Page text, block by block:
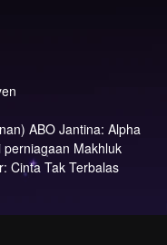
ABO Jantina: Alpha
Makhluk
Cinta Tak Terbalas